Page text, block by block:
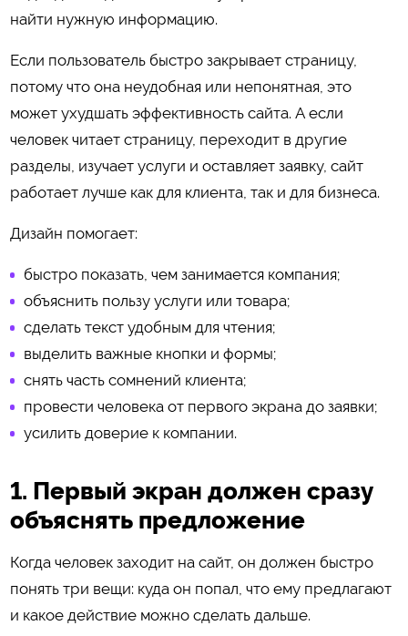
найти нужную информацию.
Если пользователь быстро закрывает страницу,
потому что она неудобная или непонятная, это
может ухудшать эффективность сайта. А если
человек читает страницу, переходит в другие
разделы, изучает услуги и оставляет заявку, сайт
работает лучше как для клиента, так и для бизнеса.
Дизайн помогает:
быстро показать, чем занимается компания;
объяснить пользу услуги или товара;
сделать текст удобным для чтения;
выделить важные кнопки и формы;
снять часть сомнений клиента;
провести человека от первого экрана до заявки;
усилить доверие к компании.
1. Первый экран должен сразу
объяснять предложение
Когда человек заходит на сайт, он должен быстро
понять три вещи: куда он попал, что ему предлагают
и какое действие можно сделать дальше.